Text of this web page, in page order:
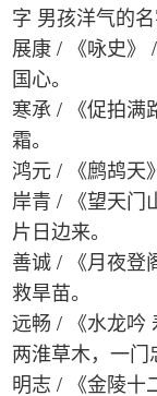
字 男孩洋气的名
展康 / 《咏史》
国心。
寒承 / 《促拍满
霜。
鸿元 / 《鹧鸪天
岸青 / 《望天门
片日边来。
善诚 / 《月夜登
救旱苗。
远畅 / 《水龙吟
两淮草木，一门
明志 / 《金陵